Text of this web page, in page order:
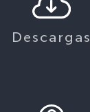
Descargas